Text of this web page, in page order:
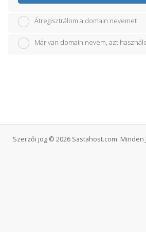
Átregisztrálom a domain nevemet
Már van domain nevem, azt
Szerzői jog © 2026 Sastahost.com. Minden